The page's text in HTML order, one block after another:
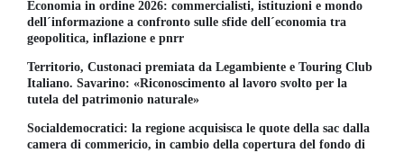
Economia in ordine 2026: commercialisti, istituzioni e mondo
dell´informazione a confronto sulle sfide dell´economia tra
geopolitica, inflazione e pnrr
Territorio, Custonaci premiata da Legambiente e Touring Club
Italiano. Savarino: «Riconoscimento al lavoro svolto per la
tutela del patrimonio naturale»
Socialdemocratici: la regione acquisisca le quote della sac dalla
camera di commericio, in cambio della copertura del fondo di